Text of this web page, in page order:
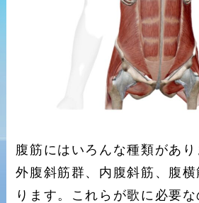
腹筋にはいろんな種類があり
外腹斜筋群、内腹斜筋、腹
ります。これらが歌に必要